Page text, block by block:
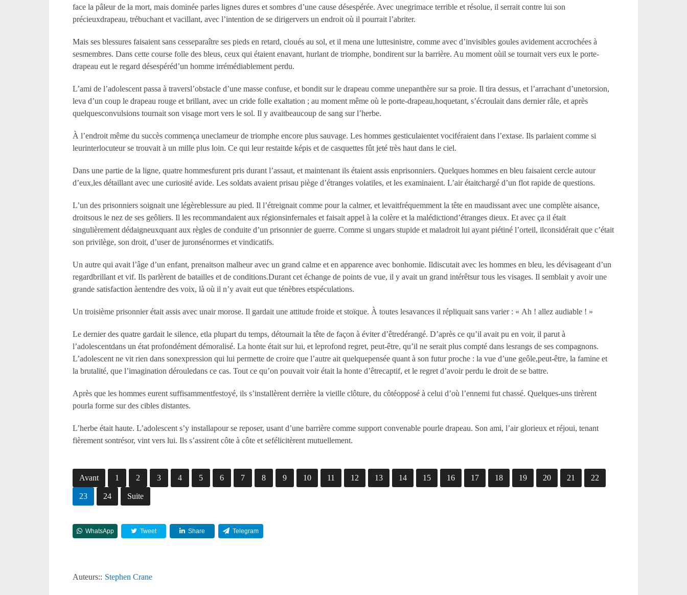
face la pâleur de la mort, mais dominée parles lignes dures et sombres d’une cause désespérée. Avec unegrimace terrible et résolue, il serrait contre lui son
précieuxdrapeau, trébuchant et vacillant, avec l’intention de se dirigervers un endroit où il pourrait l’abriter.
Mais ses blessures faisaient sans cesseparaître ses pieds en retard, cloués au sol, et il mena une luttesinistre, comme avec d’invisibles goules avidement accrochées à
sesmembres. Dans cette course folle des bleus, ceux qui étaient enavant, hurlant de triomphe, bondirent sur la barrière. Au moment oùil se tournait vers eux le porte-
drapeau eut le regard désespéréd’un homme irrémédiablement perdu.
L’ami de l’adolescent passa à traversl’obstacle d’une masse confuse, et bondit sur le drapeau comme unepanthère sur sa proie. Il tira dessus, et l’arrachant d’unetorsion,
leva d’un coup le drapeau rouge et brillant, avec un cride folle exaltation ; au moment même où le porte-drapeau,hoquetant, s’écroulait dans dernier râle, et après
quelquesconvulsions tournait son visage mort vers le sol. Il y avaitbeaucoup de sang sur l’herbe.
À l’endroit même du succès commença uneclameur de triomphe encore plus sauvage. Les hommes gesticulaientet vociféraient dans l’extase. Ils parlaient comme si
leurinterlocuteur se trouvait à un mille plus loin. Ce qui leur restaitde képis et de casquettes fût jeté très haut dans le ciel.
Dans une partie de la ligne, quatre hommesfurent pris durant l’assaut, et maintenant ils étaient assis enprisonniers. Quelques hommes en bleu faisaient cercle autour
d’eux,les détaillant avec une curiosité avide. Les soldats avaient prisau piège d’étranges volatiles, et les examinaient. L’air étaitchargé d’un flot rapide de questions.
L’un des prisonniers soignait une légèreblessure au pied. Il l’étreignait comme pour la calmer, et levaitfréquemment la tête en maudissant avec une complète aisance,
droitsous le nez de ses geôliers. Il les recommandaient aux régionsinfernales et faisait appel à la colère et la malédictiond’étranges dieux. Et avec ça il était
singulièrement dédaigneuxquant aux règles de conduite d’un prisonnier de guerre. Comme si ungars stupide et maladroit lui ayant piétiné l’orteil, ilconsidérait que c’était
son privilège, son droit, d’user de juronsénormes et vindicatifs.
Un autre qui avait l’âge d’un enfant, prenaitson malheur avec un grand calme et en apparence avec bonhomie. Ildiscutait avec les hommes en bleu, les dévisageant d’un
regardbrillant et vif. Ils parlèrent de batailles et de conditions.Durant cet échange de points de vue, il y avait un grand intérêtsur tous les visages. Il semblait y avoir une
grande satisfaction àentendre des voix, là où il n’y avait eut que ténèbres etspéculations.
Un troisième prisonnier était assis avec unair morose. Il gardait une attitude froide et stoïque. À toutes lesavances il répliquait sans varier : « Ah ! allez audiable ! »
Le dernier des quatre gardait le silence, etla plupart du temps, détournait la tête de façon à éviter d’êtredérangé. D’après ce qu’il avait pu en voir, il parut à
l’adolescentdans un état profondément démoralisé. La honte était sur lui, et leprofond regret, peut-être, qu’il ne serait plus compté dans lesrangs de ses compagnons.
L’adolescent ne vit rien dans sonexpression qui lui permette de croire que l’autre ait quelquepensée quant à son futur proche : la vue d’une geôle,peut-être, la famine et
la brutalité, que l’imagination dérouledans ce cas. Tout ce qu’on pouvait voir était la honte d’êtrecaptif, et le regret d’avoir perdu le droit de se battre.
Après que les hommes eurent suffisammentfestoyé, ils s’installèrent derrière la vieille clôture, du côtéopposé à celui d’où l’ennemi fut chassé. Quelques-uns tirèrent
pourla forme sur des cibles distantes.
L’herbe était haute. L’adolescent s’y installapour se reposer, usant d’une barrière comme support convenable pourle drapeau. Son ami, l’air glorieux et réjoui, tenant
fièrement sontrésor, vint vers lui. Ils s’assirent côte à côte et sefélicitèrent mutuellement.
Avant 1 2 3 4 5 6 7 8 9 10 11 12 13 14 15 16 17 18 19 20 21 22
23 24 Suite
WhatsApp Tweet Share Telegram
Auteurs:: Stephen Crane